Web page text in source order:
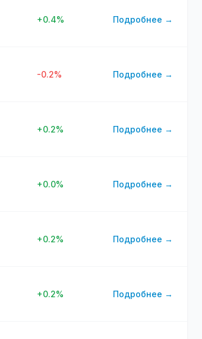
+0.4% Подробнее →
-0.2% Подробнее →
+0.2% Подробнее →
+0.0% Подробнее →
+0.2% Подробнее →
+0.2% Подробнее →